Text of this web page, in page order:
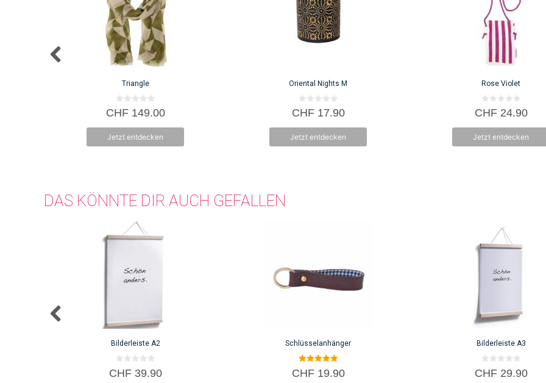
Triangle
0
v
5
CHF149.00
Jetzt entdecken
Oriental Nights M
0
v
5
CHF17.90
Jetzt entdecken
Rose Violet
0
v
5
CHF24.90
Jetzt entdecken
DAS KÖNNTE DIR AUCH GEFALLEN
Bilderleiste A2
0
v
CHF39.90
Schlüsselanhänger
5.00
von 5
CHF19.90
Bilderleiste A3
0
v
CHF29.90